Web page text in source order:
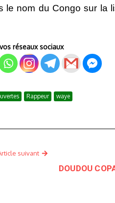
nom du Congo sur la
réseaux sociaux
Rappeur waye
suivant
DOUDOU